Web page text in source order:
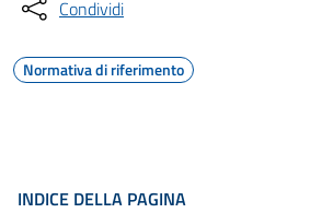
Condividi
Normativa di riferimento
INDICE DELLA PAGINA